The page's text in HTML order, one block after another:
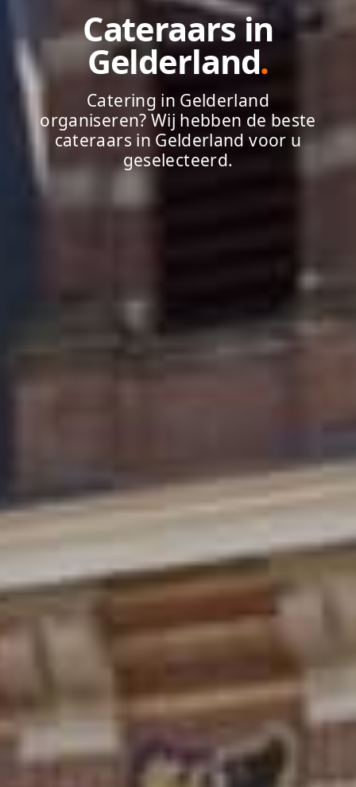
Cateraars in
Gelderland.
Catering in Gelderland
organiseren? Wij hebben de beste
cateraars in Gelderland voor u
geselecteerd.